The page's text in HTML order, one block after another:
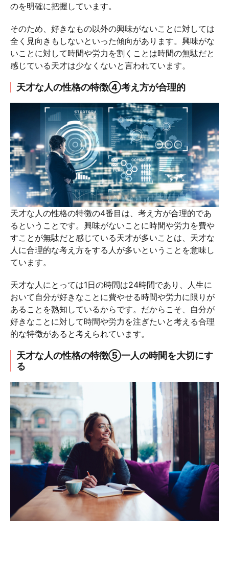
のを明確に把握しています。
そのため、好きなもの以外の興味がないことに対しては
全く見向きもしないといった傾向があります。興味がな
いことに対して時間や労力を割くことは時間の無駄だと
感じている天才は少なくないと言われています。
天才な人の性格の特徴④考え方が合理的
天才な人の性格の特徴の4番目は、考え方が合理的であ
るということです。興味がないことに時間や労力を費や
すことが無駄だと感じている天才が多いことは、天才な
人に合理的な考え方をする人が多いということを意味し
ています。
天才な人にとっては1日の時間は24時間であり、人生に
おいて自分が好きなことに費やせる時間や労力に限りが
あることを熟知しているからです。だからこそ、自分が
好きなことに対して時間や労力を注ぎたいと考える合理
的な特徴があると考えられています。
天才な人の性格の特徴⑤一人の時間を大切にす
る